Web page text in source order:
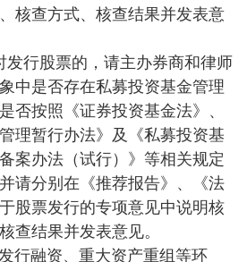
核查方式、核查结果并发表意
发行股票的，请主办券商和律师
中是否存在私募投资基金管理
否按照《证券投资基金法》、
理暂行办法》及《私募投资基
案办法（试行）》等相关规定
请分别在《推荐报告》、《法
股票发行的专项意见中说明核
查结果并发表意见。
行融资、重大资产重组等环